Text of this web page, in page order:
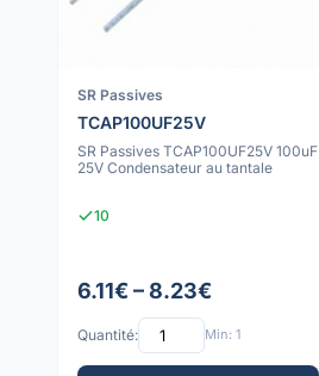
SR Passives
TCAP100UF25V
SR Passives TCAP100UF25V 100uF
25V Condensateur au tantale
10
6.11€ – 8.23€
Quantité: Min: 1